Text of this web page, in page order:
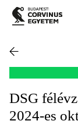
DSG
2024-es